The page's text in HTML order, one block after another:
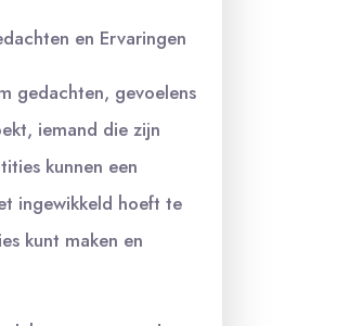
en Ervaringen
gedachten, gevoelens
iemand die zijn
kunnen een
ingewikkeld hoeft te
kunt maken en